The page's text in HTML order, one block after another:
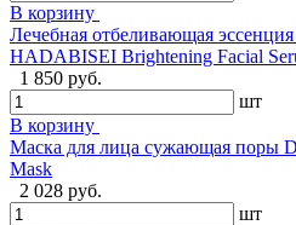
В корзину
Лечебная отбеливающая
HADABISEI Brightening Facial
1 850 руб.
шт
В корзину
Маска для лица сужающая поры
Mask
2 028 руб.
шт